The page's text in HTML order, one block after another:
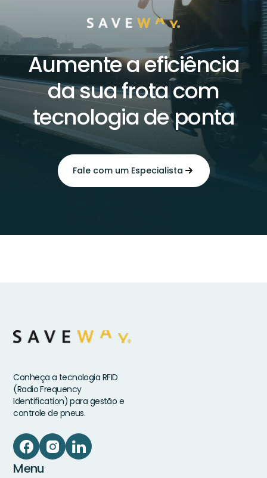
Aumente a eficiência
da sua frota com
tecnologia de ponta
Fale com um Especialista
Conheça a tecnologia RFID
(Radio Frequency
Identification) para gestão e
controle de pneus.
Menu